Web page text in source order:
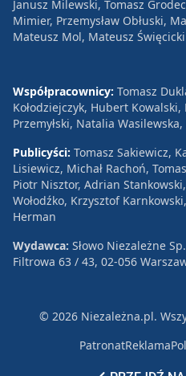
Janusz Milewski, Tomasz
Mimier, Przemysław Obłuski,
Mateusz Mol, Mateusz Święcicki
Współpracownicy: Tomasz
Kołodziejczyk, Hubert
Przemyłski, Natalia
Publicyści: Tomasz Sakiewicz,
Lisiewicz, Michał Rachoń,
Piotr Nisztor, Adrian
Wołodźko, Krzysztof
Herman
Wydawca: Słowo Niezależne
Filtrowa 63 / 43, 02-056
© 2026 Niezależna.pl.
PatronatReklama